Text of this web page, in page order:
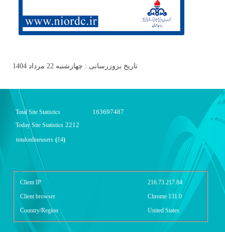
تاریخ بروزرسانی : چهارشنبه 22 مرداد 1404
Total Site Statistics 163697487
Today Site Statistics 2212
totalonlineusers (14)
گزارش آمار سایت - خلاصه
Client IP
216.73.217.84
Client browser
Chrome 131.0
Country/Region
United States